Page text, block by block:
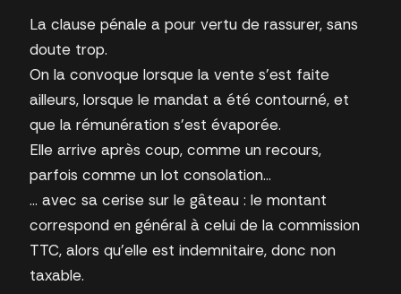
La clause pénale a pour vertu de rassurer, sans
doute trop.
On la convoque lorsque la vente s’est faite
ailleurs, lorsque le mandat a été contourné, et
que la rémunération s’est évaporée.
Elle arrive après coup, comme un recours,
parfois comme un lot consolation…
… avec sa cerise sur le gâteau : le montant
correspond en général à celui de la commission
TTC, alors qu’elle est indemnitaire, donc non
taxable.